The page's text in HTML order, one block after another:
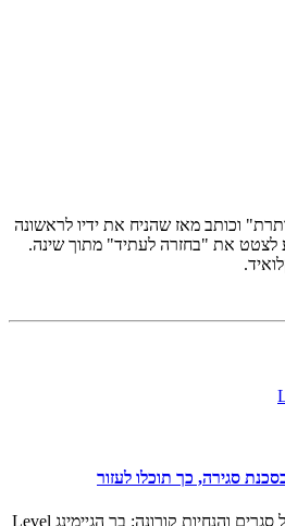
וכותב מאז שהניח את ידיו לראשונה
לצטט את "בחזרה לעתיד" מתוך שינה.
עוד קורבן פוטנציאלי של סגרים והנחיות קורונה: בר הגיימינג Level